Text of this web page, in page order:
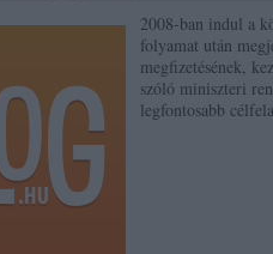
2008-ban indul a
folyamat után
megfizetésének,
szóló miniszteri
legfontosabb